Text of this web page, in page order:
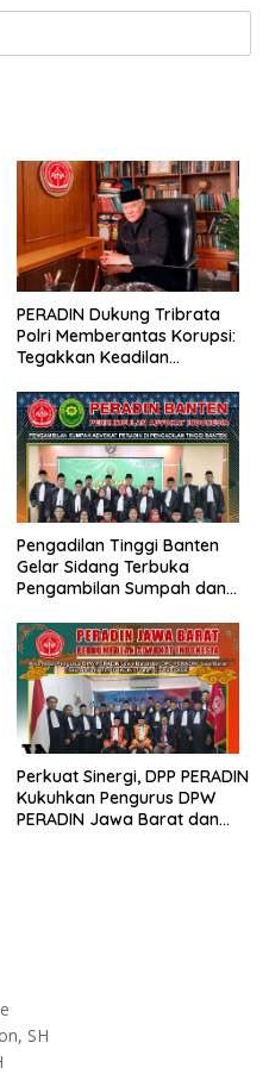
PERADIN Dukung Tribrata
Polri Memberantas Korupsi:
Tegakkan Keadilan
Justitia Ruat Caelum
Pengadilan Tinggi Banten
Gelar Sidang Terbuka
Pengambilan Sumpah dan
Perkuat Sinergi, DPP PERADIN
Kukuhkan Pengurus DPW
PERADIN Jawa Barat dan
SH